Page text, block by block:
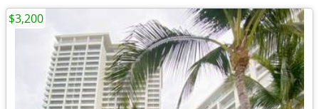
$3,200